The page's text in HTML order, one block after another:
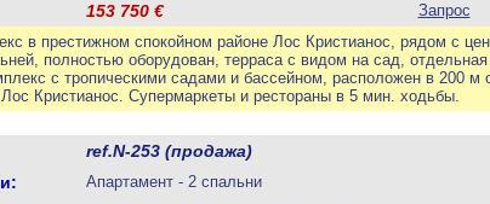
153 750€
Запрос
в престижном спокойном районе Лос Кристианос, рядом с
полностью оборудован, терраса с видом на сад,
с тропическими садами и бассейном, расположен в 200 м
Кристианос. Супермаркеты и рестораны в 5 мин. ходьбы.
ref.N-253 (продажа)
Апартамент - 2 спальни